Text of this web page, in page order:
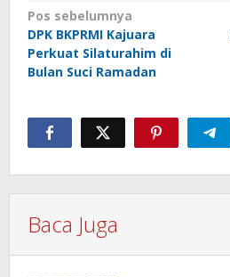
Navigasi
pos
Pos sebelumnya
DPK BKPRMI Kajuara
Perkuat Silaturahim di
Bulan Suci Ramadan
Baca Juga